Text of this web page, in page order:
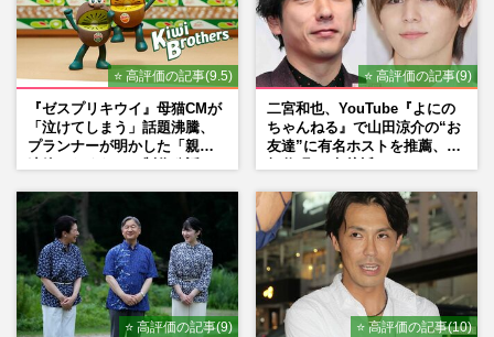
⭐ 高評価の記事(9.5)
『ゼスプリキウイ』母猫CMが
「泣けてしまう」話題沸騰、
プランナーが明かした「親に
⭐ 高評価の記事(9)
二宮和也、YouTube『よにの
ちゃんねる』で山田涼介の“お
友達”に有名ホストを推薦、歌
⭐ 高評価の記事(9) ⭐ 高評価の記事(10)